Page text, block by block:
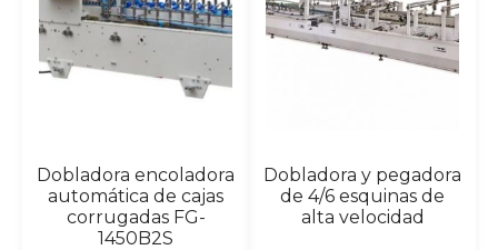
Dobladora encoladora
automática de cajas
corrugadas FG-
1450B2S
Dobladora y pegadora
de 4/6 esquinas de
alta velocidad